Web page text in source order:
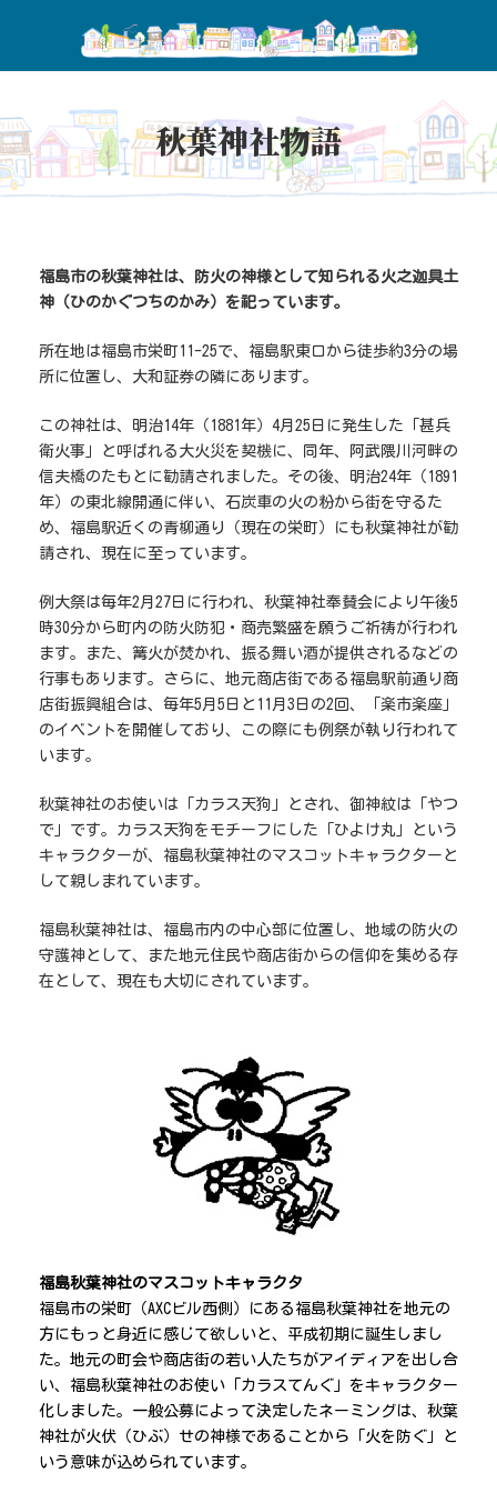
ツ
キ
ッ
プ
シ
に
移
動
秋葉神社物語
福島市の秋葉神社は、防火の神様として知られる火之迦具土
神（ひのかぐつちのかみ）を祀っています。
所在地は福島市栄町11-25で、福島駅東口から徒歩約3分の場
所に位置し、大和証券の隣にあります。
この神社は、明治14年（1881年）4月25日に発生した「甚兵
衛火事」と呼ばれる大火災を契機に、同年、阿武隈川河畔の
信夫橋のたもとに勧請されました。その後、明治24年（1891
年）の東北線開通に伴い、石炭車の火の粉から街を守るた
め、福島駅近くの青柳通り（現在の栄町）にも秋葉神社が勧
請され、現在に至っています。
例大祭は毎年2月27日に行われ、秋葉神社奉賛会により午後5
時30分から町内の防火防犯・商売繁盛を願うご祈祷が行われ
ます。また、篝火が焚かれ、振る舞い酒が提供されるなどの
行事もあります。さらに、地元商店街である福島駅前通り商
店街振興組合は、毎年5月5日と11月3日の2回、「楽市楽座」
のイベントを開催しており、この際にも例祭が執り行われて
います。
秋葉神社のお使いは「カラス天狗」とされ、御神紋は「やつ
で」です。カラス天狗をモチーフにした「ひよけ丸」という
キャラクターが、福島秋葉神社のマスコットキャラクターと
して親しまれています。
福島秋葉神社は、福島市内の中心部に位置し、地域の防火の
守護神として、また地元住民や商店街からの信仰を集める存
在として、現在も大切にされています。
福島秋葉神社のマスコットキャラクタ
福島市の栄町（AXCビル西側）にある福島秋葉神社を地元の
方にもっと身近に感じて欲しいと、平成初期に誕生しまし
た。地元の町会や商店街の若い人たちがアイディアを出し合
い、福島秋葉神社のお使い「カラスてんぐ」をキャラクター
化しました。一般公募によって決定したネーミングは、秋葉
神社が火伏（ひぶ）せの神様であることから「火を防ぐ」と
いう意味が込められています。